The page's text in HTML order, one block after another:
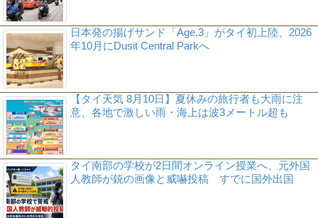
日本発の揚げサンド「Age.3」がタイ初上陸、2026
年10月にDusit Central Parkへ
【タイ天気 8月10日】夏休みの旅行者も大雨に注
意、各地で激しい雨・海上は波3メートル超も
タイ南部の学校が2日間オンライン授業へ、元外国
人教師が銃の画像と威嚇投稿 すでに国外出国